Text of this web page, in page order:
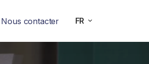
Nous contacter FR